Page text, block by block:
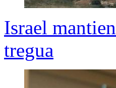
Israel
tregua